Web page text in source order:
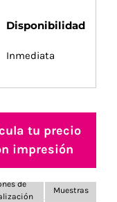
Disponibilidad
Inmediata
tu precio
impresión
de
Muestras